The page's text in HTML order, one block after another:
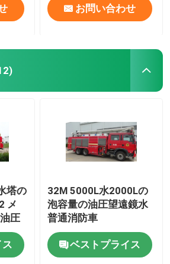
お問い合わせ
塔の
メ
圧
32M 5000L水2000Lの
泡容量の油圧望遠鏡水
普通消防車
ベストプライス